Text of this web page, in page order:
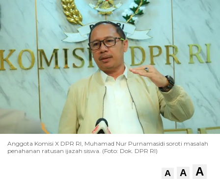
Anggota Komisi X DPR RI, Muhamad Nur Purnamasidi soroti masalah
penahanan ratusan ijazah siswa. (Foto: Dok. DPR RI)
A A A